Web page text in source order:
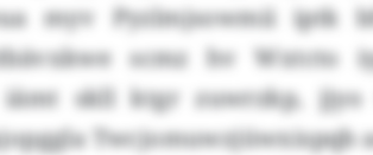
myv Pyzlmjsowmii iptk
scmz hv Wxtcto
iämt skll ktgr zuwrzkp,
Twcjomuwzjüwxispqb